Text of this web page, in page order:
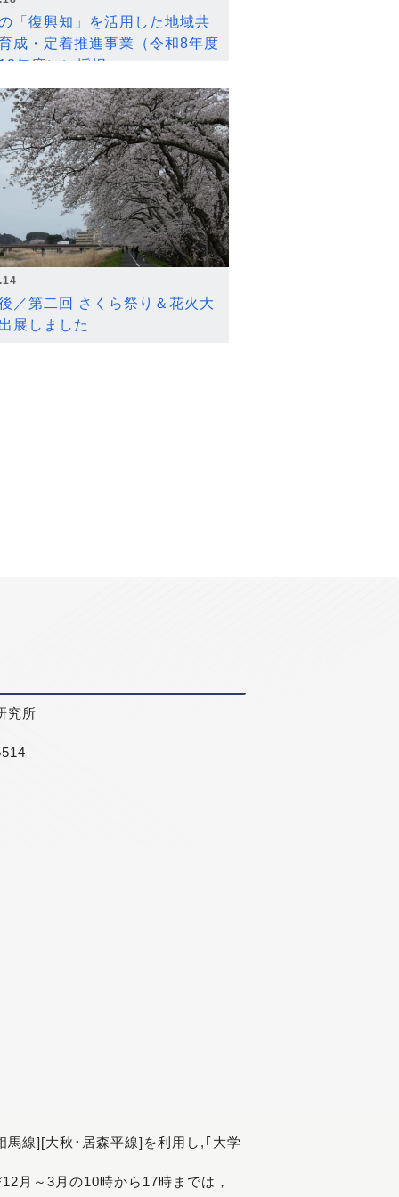
「復興知」を活用した地域共
成・定着推進事業（令和8年度
年度）に採択
／第二回 さくら祭り＆花火大
展しました
究所
線][大秋･居森平線]を利用し,｢大学
月～3月の10時から17時までは，